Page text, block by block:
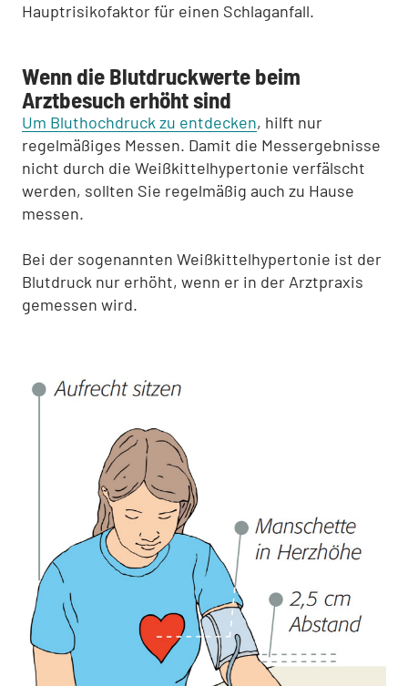
Hauptrisikofaktor für einen Schlaganfall.
Wenn die Blutdruckwerte beim
Arztbesuch erhöht sind
Um Bluthochdruck zu entdecken, hilft nur
regelmäßiges Messen. Damit die Messergebnisse
nicht durch die Weißkittelhypertonie verfälscht
werden, sollten Sie regelmäßig auch zu Hause
messen.
Bei der sogenannten Weißkittelhypertonie ist der
Blutdruck nur erhöht, wenn er in der Arztpraxis
gemessen wird.